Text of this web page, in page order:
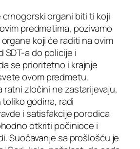
crnogorski organi biti ti koji
predmetima, pozivamo
koji će raditi na ovim
SDT-a do policije i
se prioritetno i krajnje
ovom predmetu.
ratni zločini ne zastarijevaju,
godina, radi
i satisfakcije porodica
otkriti počinioce i
Suočavanje sa prošlošću je